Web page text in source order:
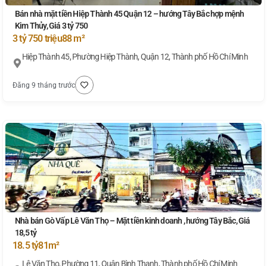
Bán nhà mặt tiền Hiệp Thành 45 Quận 12 – hướng Tây Bắc hợp mệnh
Kim Thủy, Giá 3 tỷ 750
3 tỷ 750 triệu88 m²
Hiệp Thành 45, Phường Hiệp Thành, Quận 12, Thành phố Hồ Chí Minh
Đăng 9 tháng trước
Nhà bán Gò Vấp Lê Văn Thọ – Mặt tiền kinh doanh , hướng Tây Bắc, Giá
18,5 tỷ
18.5 tỷ81m²
Lê Văn Thọ, Phường 11, Quận Bình Thạnh, Thành phố Hồ Chí Minh